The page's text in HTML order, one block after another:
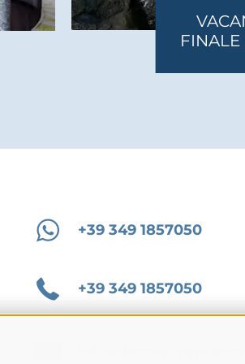
+39 349 1857050
+39 349 1857050